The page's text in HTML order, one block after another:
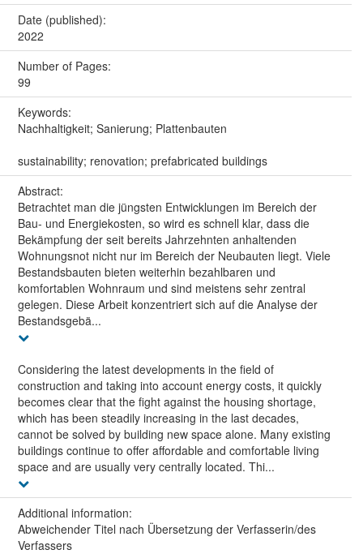
Date (published):
2022
Number of Pages:
99
Keywords:
Nachhaltigkeit; Sanierung; Plattenbauten
sustainability; renovation; prefabricated buildings
Abstract:
Betrachtet man die jüngsten Entwicklungen im Bereich der
Bau- und Energiekosten, so wird es schnell klar, dass die
Bekämpfung der seit bereits Jahrzehnten anhaltenden
Wohnungsnot nicht nur im Bereich der Neubauten liegt. Viele
Bestandsbauten bieten weiterhin bezahlbaren und
komfortablen Wohnraum und sind meistens sehr zentral
gelegen. Diese Arbeit konzentriert sich auf die Analyse der
Bestandsgebä...
Considering the latest developments in the field of
construction and taking into account energy costs, it quickly
becomes clear that the fight against the housing shortage,
which has been steadily increasing in the last decades,
cannot be solved by building new space alone. Many existing
buildings continue to offer affordable and comfortable living
space and are usually very centrally located. Thi...
Additional information:
Abweichender Titel nach Übersetzung der Verfasserin/des
Verfassers